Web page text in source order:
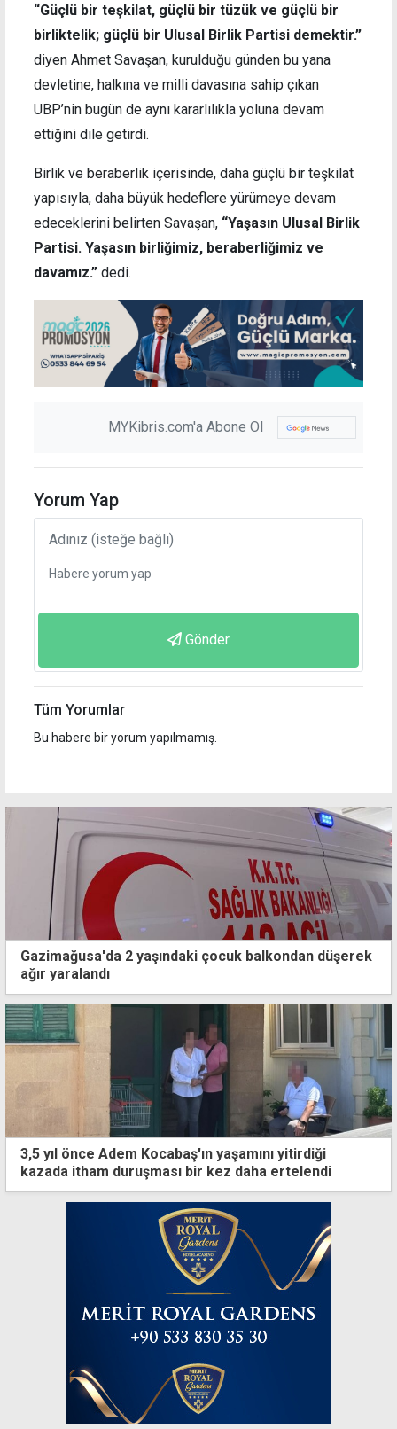
“Güçlü bir teşkilat, güçlü bir tüzük ve güçlü bir
birliktelik; güçlü bir Ulusal Birlik Partisi demektir.”
diyen Ahmet Savaşan, kurulduğu günden bu yana
devletine, halkına ve milli davasına sahip çıkan
UBP’nin bugün de aynı kararlılıkla yoluna devam
ettiğini dile getirdi.
Birlik ve beraberlik içerisinde, daha güçlü bir teşkilat
yapısıyla, daha büyük hedeflere yürümeye devam
edeceklerini belirten Savaşan, “Yaşasın Ulusal Birlik
Partisi. Yaşasın birliğimiz, beraberliğimiz ve
davamız.” dedi.
MYKibris.com'a Abone Ol
Yorum Yap
Gönder
Tüm Yorumlar
Bu habere bir yorum yapılmamış.
Gazimağusa'da 2 yaşındaki çocuk balkondan düşerek
ağır yaralandı
3,5 yıl önce Adem Kocabaş'ın yaşamını yitirdiği
kazada itham duruşması bir kez daha ertelendi